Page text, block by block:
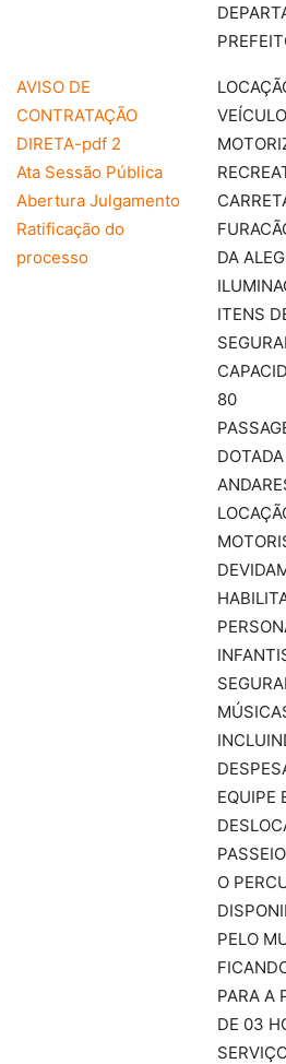
AVISO DE
CONTRATAÇÃO
DIRETA-pdf 2
Ata Sessão Pública
Abertura Julgamento
Ratificação do
processo
VEÍCULO
DA
ITENS
80
EQUIPE
O
PELO
PARA A
DE 03